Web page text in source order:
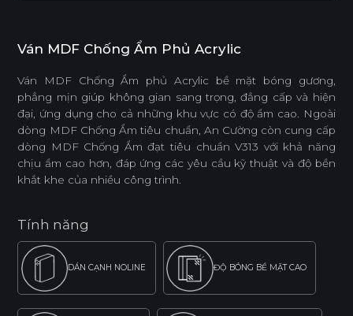
Ván MDF Chống Ẩm Phủ Acrylic
Ván MDF Chống Ẩm phủ Acrylic bề mặt bóng gương,
phẳng mịn giúp không gian sang trọng, đẳng cấp và hiện
đại, ứng dụng cho cả những khu vực có độ ẩm cao. Ngoài
dòng MDF Chống Ẩm tiêu chuẩn, An Cường còn cung cấp
dòng MDF Chống Ẩm đạt tiêu chuẩn V313 với khả năng
chịu ẩm cao hơn, đáp ứng các yêu cầu kỹ thuật và độ bền
khắt khe của nhiều công trình.
Tính năng
DÁN CẠNH NOLINE ĐỘ BÓNG BỀ MẶT CAO